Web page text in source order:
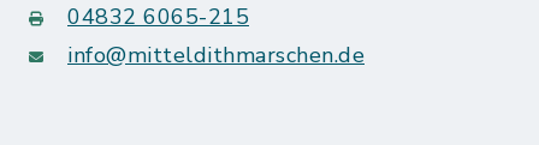
04832 6065-215
info@mitteldithmarschen.de